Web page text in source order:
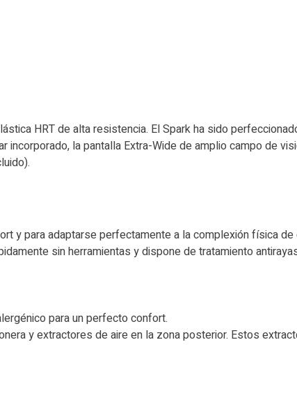
HRT de alta resistencia. El Spark ha sido
la pantalla Extra-Wide de amplio campo de
y para adaptarse perfectamente a la complexión física de
sin herramientas y dispone de tratamiento
para un perfecto confort.
y extractores de aire en la zona posterior. Estos